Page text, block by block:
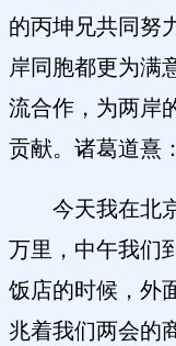
的丙坤兄共同努
岸同胞都更为满
流合作，为两岸
贡献。诸葛道熹
今天我在北京
万里，中午我们
饭店的时候，外
兆着我们两会的